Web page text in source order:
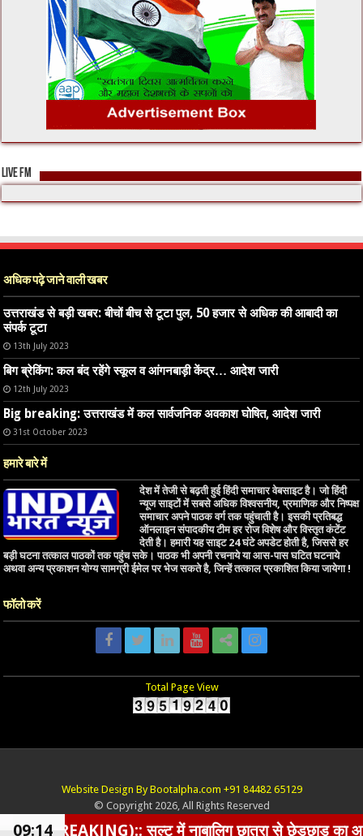
LIVE FM
अधिक पढ़े जाने वाली खबर
उत्तराखंड से बड़ी खबर: बीचों बीच से टूटा पुल, 50 हजार से अधिक की आबादी का
संपर्क टूटा
13th July 2023
बिग ब्रेकिंग: कल बंद रहेंगे स्कूल व आंगनबाड़ी केंद्र… आदेश जारी
12th July 2023
Big breaking: उत्तराखंड में कल सार्वजनिक अवकाश घोषित, आदेश जारी
31st October 2023
हमारे बारे में
देश में तेजी से बढ़ती हुई हिंदी समाचार वेबसाइट है। जो हिंदी
न्यूज साइटों में सबसे अधिक विश्वसनीय, प्रमाणिक और निष्पक्ष
समाचार अपने पाठक वर्ग तक पहुंचाती है। इसकी प्रतिबद्ध
ऑनलाइन संपादकीय टीम हर रोज विशेष और विस्तृत कंटेंट
देती है। हमारी यह साइट 24 घंटे अपडेट होती है, जिससे हर
बड़ी घटना तत्काल पाठकों तक पहुंच सके। पाठक भी अपनी रचनाये या आस-पास घटित घटनाये
अथवा अन्य प्रकाशन योग्य सामग्री ईमेल पर भेज सकते है, जिन्हें तत्काल प्रकाशित किया जायेगा !
फॉलो करें
Total Page View
Website Design By Bootalpha.com +91 84482 65129
© Copyright 2026, All Rights Reserved
सल्ट में नाबालिग छात्रा से छेड़छाड़ का आरोपी BJP
09:14